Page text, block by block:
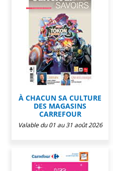
À CHACUN SA CULTURE
DES MAGASINS
CARREFOUR
Valable du 01 au 31 août 2026